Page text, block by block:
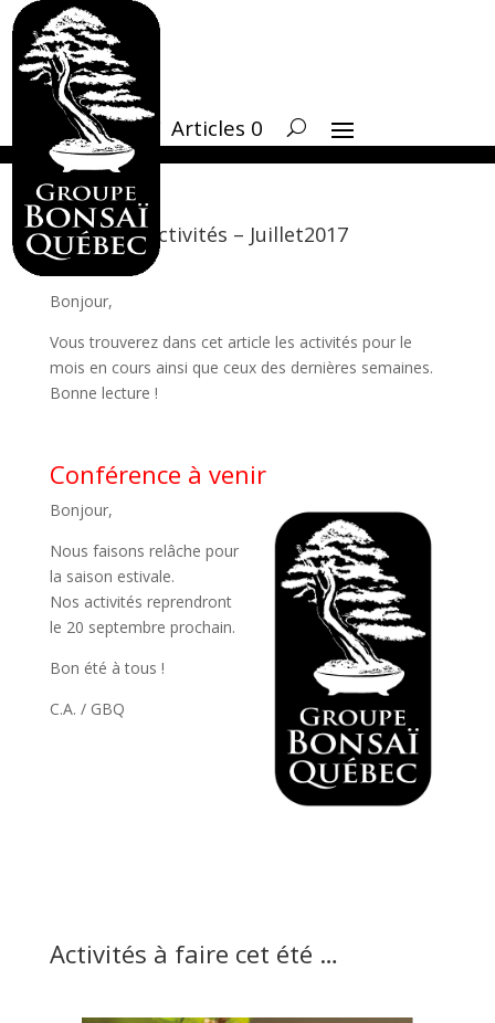
Articles 0
Activités – Juillet2017
Bonjour,
Vous trouverez dans cet article les activités pour le
mois en cours ainsi que ceux des dernières semaines.
Bonne lecture !
Conférence à venir
Bonjour,
Nous faisons relâche pour
la saison estivale.
Nos activités reprendront
le 20 septembre prochain.
Bon été à tous !
C.A. / GBQ
Activités à faire cet été …